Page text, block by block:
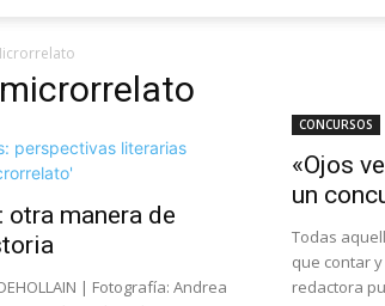
manera de
DEHOLLAIN | Fotografía: Andrea
CONCURSOS
«Ojos
un
Todas
que contar
redactora